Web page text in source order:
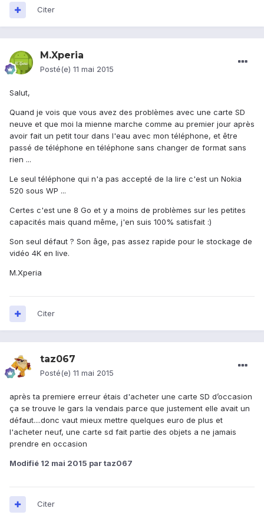
Citer
M.Xperia
Posté(e) 11 mai 2015
Salut,
Quand je vois que vous avez des problèmes avec une carte SD
neuve et que moi la mienne marche comme au premier jour après
avoir fait un petit tour dans l'eau avec mon téléphone, et être
passé de téléphone en téléphone sans changer de format sans
rien ...
Le seul téléphone qui n'a pas accepté de la lire c'est un Nokia
520 sous WP ...
Certes c'est une 8 Go et y a moins de problèmes sur les petites
capacités mais quand même, j'en suis 100% satisfait :)
Son seul défaut ? Son âge, pas assez rapide pour le stockage de
vidéo 4K en live.
M.Xperia
Citer
taz067
Posté(e) 11 mai 2015
après ta premiere erreur étais d'acheter une carte SD d’occasion
ça se trouve le gars la vendais parce que justement elle avait un
défaut....donc vaut mieux mettre quelques euro de plus et
l'acheter neuf, une carte sd fait partie des objets a ne jamais
prendre en occasion
Modifié 12 mai 2015 par taz067
Citer